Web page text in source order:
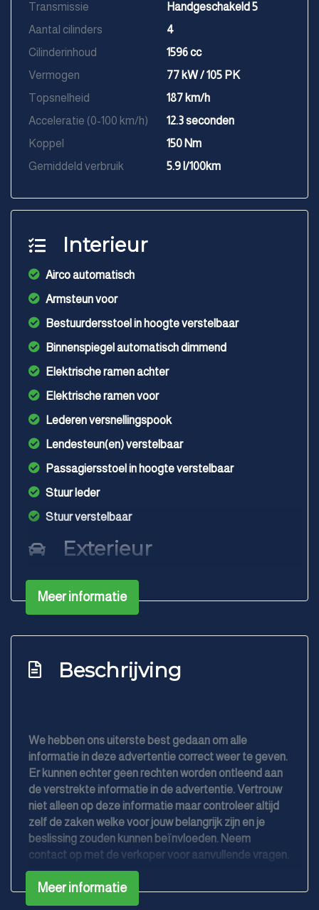
Transmissie
Handgeschakeld 5
Aantal cilinders
4
Cilinderinhoud
1596 cc
Vermogen
77 kW / 105 PK
Topsnelheid
187 km/h
Acceleratie (0-100 km/h)
12.3 seconden
Koppel
150 Nm
Gemiddeld verbruik
5.9 l/100km
Interieur
Airco automatisch
Armsteun voor
Bestuurdersstoel in hoogte verstelbaar
Binnenspiegel automatisch dimmend
Elektrische ramen achter
Elektrische ramen voor
Lederen versnellingspook
Lendesteun(en) verstelbaar
Passagiersstoel in hoogte verstelbaar
Stuur leder
Stuur verstelbaar
Exterieur
Buitenspiegels elektrisch verstel- en
verwarmbaar
Chroom delen exterieur
Mistlampen voor
Ruitensproeiers/wisserbladen verwarmbaar
Verwarmde voorruit
Overige
Anti blokkeer systeem
Anti doorslip regeling
Bestuurdersairbag
Elektronisch stabiliteits programma
Meer informatie
Beschrijving
We hebben ons uiterste best gedaan om alle
informatie in deze advertentie correct weer te geven.
Er kunnen echter geen rechten worden ontleend aan
de verstrekte informatie in de advertentie. Vertrouw
niet alleen op deze informatie maar controleer altijd
zelf de zaken welke voor jouw belangrijk zijn en je
beslissing zouden kunnen beïnvloeden. Neem
contact op met de verkoper voor aanvullende vragen.
Meer informatie